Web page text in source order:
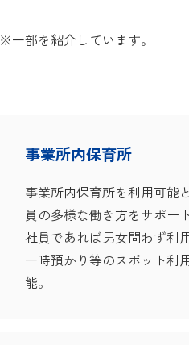
※一部を紹介しています。
事業所内保育所
事業所内保育所を利用可能
員の多様な働き方をサポー
社員であれば男女問わず利
一時預かり等のスポット利
能。